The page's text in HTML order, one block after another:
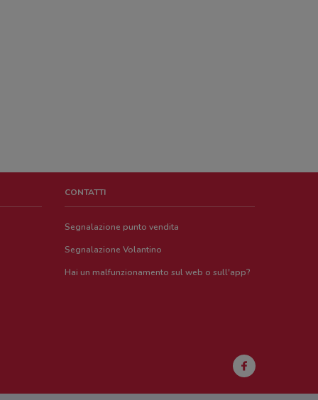
CONTATTI
Segnalazione punto vendita
Segnalazione Volantino
Hai un malfunzionamento sul web o sull'app?